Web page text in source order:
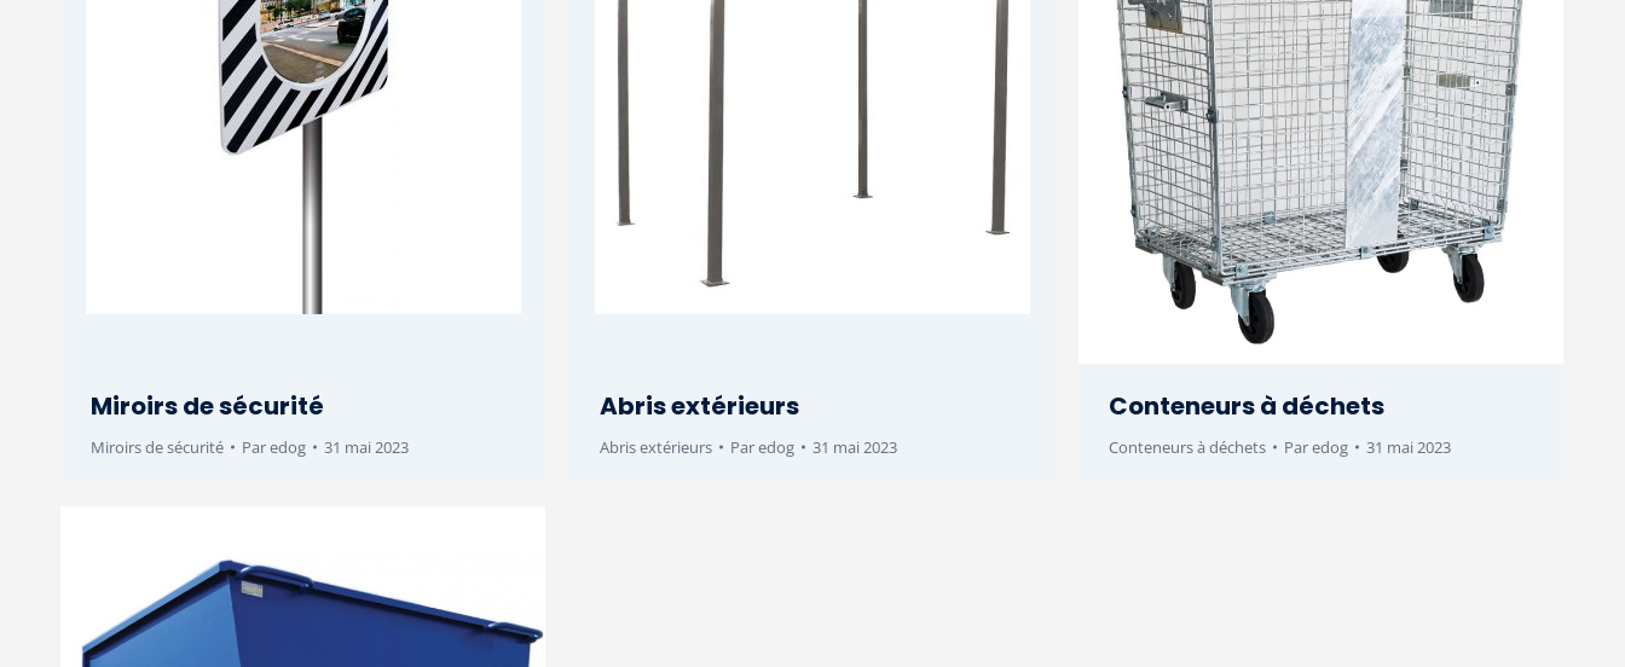
Miroirs de sécurité
Miroirs de sécurité Paredog 31 mai 2023
Abris extérieurs
Abris extérieurs Paredog 31 mai 2023
Conteneurs à déchets
Conteneurs à déchets Paredog 31 mai 2023